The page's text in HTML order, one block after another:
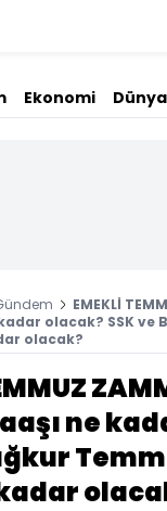
Ekonomi Dünya
EMEKLİ
olacak? SSK ve
olacak?
ne